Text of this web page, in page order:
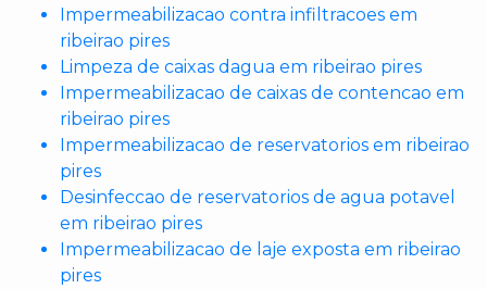
Impermeabilizacao contra infiltracoes em
ribeirao pires
Limpeza de caixas dagua em ribeirao pires
Impermeabilizacao de caixas de contencao em
ribeirao pires
Impermeabilizacao de reservatorios em ribeirao
pires
Desinfeccao de reservatorios de agua potavel
em ribeirao pires
Impermeabilizacao de laje exposta em ribeirao
pires